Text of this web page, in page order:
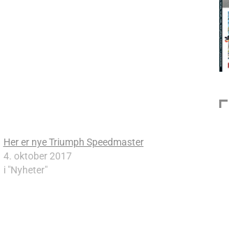
Her er nye Triumph Speedmaster
4. oktober 2017
i "Nyheter"